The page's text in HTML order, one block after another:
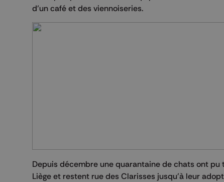
d’un café et des viennoiseries.
Depuis décembre une quarantaine de chats ont pu
Liège et restent rue des Clarisses jusqu’à leur